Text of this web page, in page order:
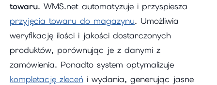
towaru. WMS.net automatyzuje i przyspiesza
przyjęcia towaru do magazynu. Umożliwia
weryfikację ilości i jakości dostarczonych
produktów, porównując je z danymi z
zamówienia. Ponadto system optymalizuje
kompletację zleceń i wydania, generując jasne